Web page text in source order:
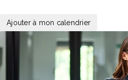
Ajouter à mon calendrier